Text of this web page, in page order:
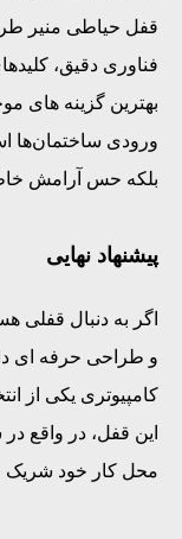
قفل حیاطی منیر
فناوری دقیق،
بهترین گزینه‌ های
ورودی ساختمان‌ها
بلکه حس آرامش
پیشنهاد نهایی
اگر به‌ دنبال قفلی
و طراحی حرفه ‌ای
کامپیوتری یکی از
این قفل، در واقع
محل کار خود شریک